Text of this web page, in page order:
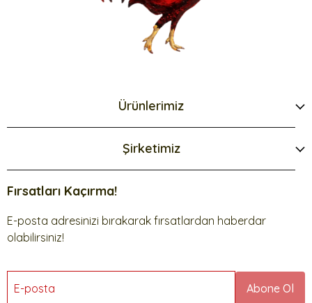
Ürünlerimiz
Şirketimiz
Fırsatları Kaçırma!
E-posta adresinizi bırakarak fırsatlardan haberdar
olabilirsiniz!
E-posta Abone Ol